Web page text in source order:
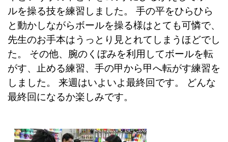
ルを操る技を練習しました。 手の平をひらひら
と動かしながらボールを操る様はとても可憐で、
先生のお手本はうっとり見とれてしまうほどでし
た。 その他、腕のくぼみを利用してボールを転
がす、止める練習、手の甲から甲へ転がす練習を
しました。 来週はいよいよ最終回です。 どんな
最終回になるか楽しみです。